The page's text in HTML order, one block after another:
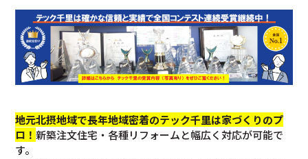
地元北摂地域で長年地域密着のテック千里は家づくりのプ
ロ！新築注文住宅・各種リフォームと幅広く対応が可能で
す。